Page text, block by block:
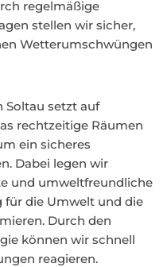
regelmäßige
stellen wir sicher,
Wetterumschwüngen
Soltau setzt auf
rechtzeitige Räumen
ein sicheres
Dabei legen wir
und umweltfreundliche
für die Umwelt und die
Durch den
können wir schnell
reagieren.